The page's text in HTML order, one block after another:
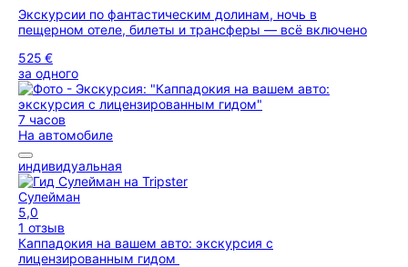
Экскурсии по фантастическим долинам, ночь в
пещерном отеле, билеты и трансферы — всё включено
525 €
за одного
7 часов
На автомобиле
индивидуальная
Сулейман
5,0
1 отзыв
Каппадокия на вашем авто: экскурсия с
лицензированным гидом